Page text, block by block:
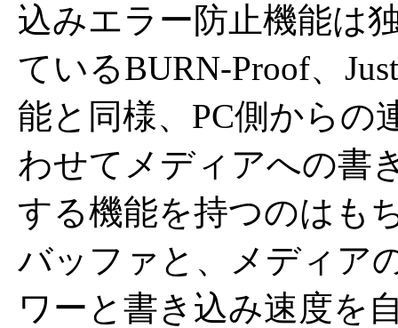
込みエラー防止機能は
ているBURN-Proof、
能と同様、PC側からの
わせてメディアへの書
する機能を持つのはも
バッファと、メディア
ワーと書き込み速度を